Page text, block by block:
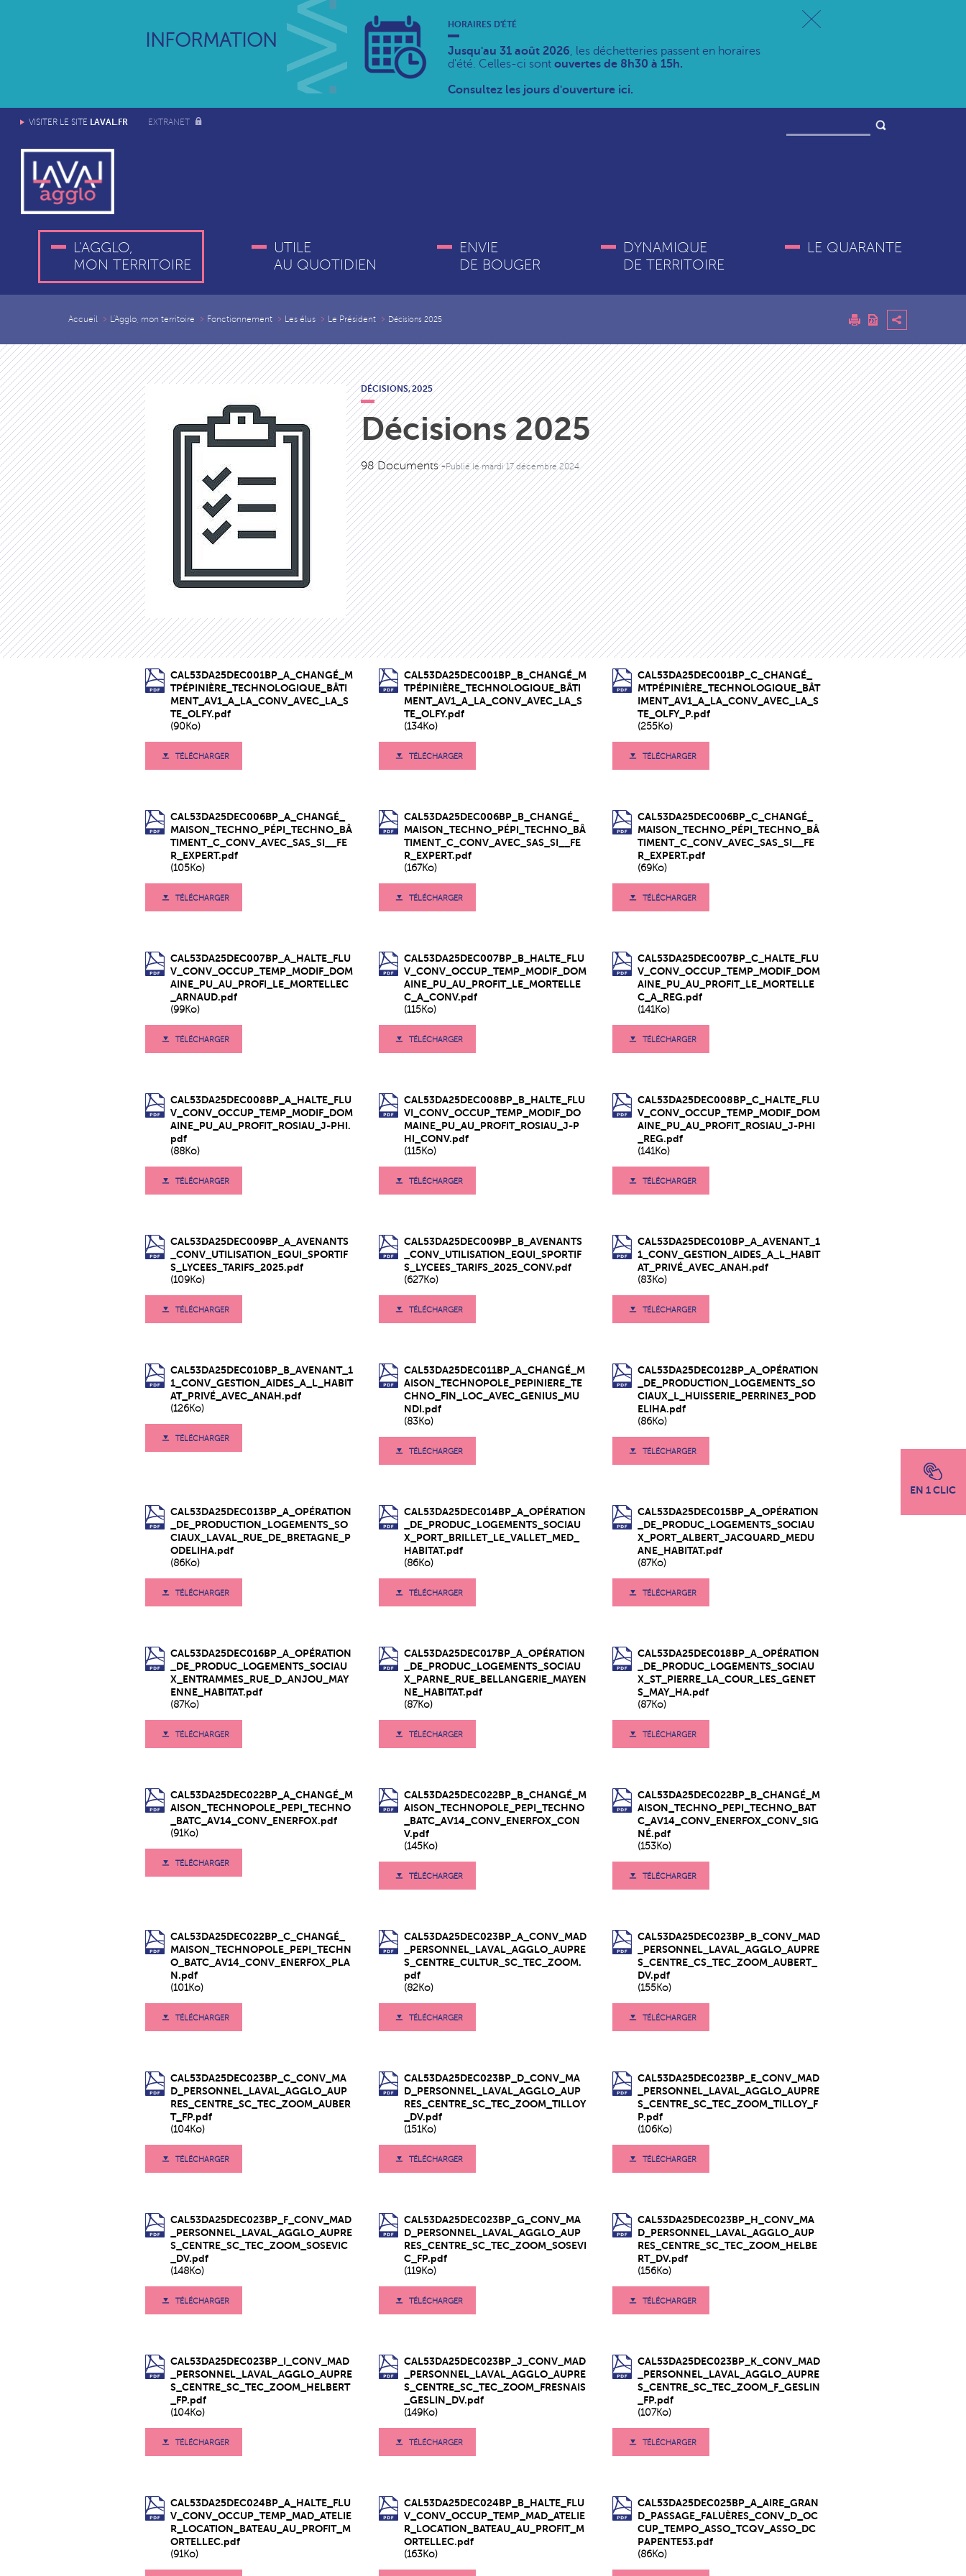
INFORMATION
HORAIRES D'ÉTÉ
Jusqu'au 31 août 2026, les déchetteries passent en horaires
d'été. Celles-ci sont ouvertes de 8h30 à 15h.
Consultez les jours d'ouverture ici.
VISITER LE SITE LAVAL.FR EXTRANET
L'AGGLO,
MON TERRITOIRE
UTILE
AU QUOTIDIEN
ENVIE
DE BOUGER
DYNAMIQUE
DE TERRITOIRE
LE QUARANTE
EN 1 CLIC
Accueil L'Agglo, mon territoire Fonctionnement Les élus Le Président Décisions 2025
DÉCISIONS,2025
Décisions 2025
98 Documents -Publié lemardi 17 décembre 2024
CAL53DA25DEC001BP_A_CHANGÉ_M
TPÉPINIÈRE_TECHNOLOGIQUE_BÂTI
MENT_AV1_A_LA_CONV_AVEC_LA_S
TE_OLFY.pdf
(90Ko)
TÉLÉCHARGER
CAL53DA25DEC001BP_B_CHANGÉ_M
TPÉPINIÈRE_TECHNOLOGIQUE_BÂTI
MENT_AV1_A_LA_CONV_AVEC_LA_S
TE_OLFY.pdf
(134Ko)
TÉLÉCHARGER
CAL53DA25DEC001BP_C_CHANGÉ_
MTPÉPINIÈRE_TECHNOLOGIQUE_BÂT
IMENT_AV1_A_LA_CONV_AVEC_LA_S
TE_OLFY_P.pdf
(255Ko)
TÉLÉCHARGER
CAL53DA25DEC006BP_A_CHANGÉ_
MAISON_TECHNO_PÉPI_TECHNO_BÂ
TIMENT_C_CONV_AVEC_SAS_SI__FE
R_EXPERT.pdf
(105Ko)
TÉLÉCHARGER
CAL53DA25DEC006BP_B_CHANGÉ_
MAISON_TECHNO_PÉPI_TECHNO_BÂ
TIMENT_C_CONV_AVEC_SAS_SI__FE
R_EXPERT.pdf
(167Ko)
TÉLÉCHARGER
CAL53DA25DEC006BP_C_CHANGÉ_
MAISON_TECHNO_PÉPI_TECHNO_BÂ
TIMENT_C_CONV_AVEC_SAS_SI__FE
R_EXPERT.pdf
(69Ko)
TÉLÉCHARGER
CAL53DA25DEC007BP_A_HALTE_FLU
V_CONV_OCCUP_TEMP_MODIF_DOM
AINE_PU_AU_PROFI_LE_MORTELLEC
_ARNAUD.pdf
(99Ko)
TÉLÉCHARGER
CAL53DA25DEC007BP_B_HALTE_FLU
V_CONV_OCCUP_TEMP_MODIF_DOM
AINE_PU_AU_PROFIT_LE_MORTELLE
C_A_CONV.pdf
(115Ko)
TÉLÉCHARGER
CAL53DA25DEC007BP_C_HALTE_FLU
V_CONV_OCCUP_TEMP_MODIF_DOM
AINE_PU_AU_PROFIT_LE_MORTELLE
C_A_REG.pdf
(141Ko)
TÉLÉCHARGER
CAL53DA25DEC008BP_A_HALTE_FLU
V_CONV_OCCUP_TEMP_MODIF_DOM
AINE_PU_AU_PROFIT_ROSIAU_J-PHI.
pdf
(88Ko)
TÉLÉCHARGER
CAL53DA25DEC008BP_B_HALTE_FLU
VI_CONV_OCCUP_TEMP_MODIF_DO
MAINE_PU_AU_PROFIT_ROSIAU_J-P
HI_CONV.pdf
(115Ko)
TÉLÉCHARGER
CAL53DA25DEC008BP_C_HALTE_FLU
V_CONV_OCCUP_TEMP_MODIF_DOM
AINE_PU_AU_PROFIT_ROSIAU_J-PHI
_REG.pdf
(141Ko)
TÉLÉCHARGER
CAL53DA25DEC009BP_A_AVENANTS
_CONV_UTILISATION_EQUI_SPORTIF
S_LYCEES_TARIFS_2025.pdf
(109Ko)
TÉLÉCHARGER
CAL53DA25DEC009BP_B_AVENANTS
_CONV_UTILISATION_EQUI_SPORTIF
S_LYCEES_TARIFS_2025_CONV.pdf
(627Ko)
TÉLÉCHARGER
CAL53DA25DEC010BP_A_AVENANT_1
1_CONV_GESTION_AIDES_A_L_HABIT
AT_PRIVÉ_AVEC_ANAH.pdf
(83Ko)
TÉLÉCHARGER
CAL53DA25DEC010BP_B_AVENANT_1
1_CONV_GESTION_AIDES_A_L_HABIT
AT_PRIVÉ_AVEC_ANAH.pdf
(126Ko)
TÉLÉCHARGER
CAL53DA25DEC011BP_A_CHANGÉ_M
AISON_TECHNOPOLE_PEPINIERE_TE
CHNO_FIN_LOC_AVEC_GENIUS_MU
NDI.pdf
(83Ko)
TÉLÉCHARGER
CAL53DA25DEC012BP_A_OPÉRATION
_DE_PRODUCTION_LOGEMENTS_SO
CIAUX_L_HUISSERIE_PERRINE3_POD
ELIHA.pdf
(86Ko)
TÉLÉCHARGER
CAL53DA25DEC013BP_A_OPÉRATION
_DE_PRODUCTION_LOGEMENTS_SO
CIAUX_LAVAL_RUE_DE_BRETAGNE_P
ODELIHA.pdf
(86Ko)
TÉLÉCHARGER
CAL53DA25DEC014BP_A_OPÉRATION
_DE_PRODUC_LOGEMENTS_SOCIAU
X_PORT_BRILLET_LE_VALLET_MED_
HABITAT.pdf
(86Ko)
TÉLÉCHARGER
CAL53DA25DEC015BP_A_OPÉRATION
_DE_PRODUC_LOGEMENTS_SOCIAU
X_PORT_ALBERT_JACQUARD_MEDU
ANE_HABITAT.pdf
(87Ko)
TÉLÉCHARGER
CAL53DA25DEC016BP_A_OPÉRATION
_DE_PRODUC_LOGEMENTS_SOCIAU
X_ENTRAMMES_RUE_D_ANJOU_MAY
ENNE_HABITAT.pdf
(87Ko)
TÉLÉCHARGER
CAL53DA25DEC017BP_A_OPÉRATION
_DE_PRODUC_LOGEMENTS_SOCIAU
X_PARNE_RUE_BELLANGERIE_MAYEN
NE_HABITAT.pdf
(87Ko)
TÉLÉCHARGER
CAL53DA25DEC018BP_A_OPÉRATION
_DE_PRODUC_LOGEMENTS_SOCIAU
X_ST_PIERRE_LA_COUR_LES_GENET
S_MAY_HA.pdf
(87Ko)
TÉLÉCHARGER
CAL53DA25DEC022BP_A_CHANGÉ_M
AISON_TECHNOPOLE_PEPI_TECHNO
_BATC_AV14_CONV_ENERFOX.pdf
(91Ko)
TÉLÉCHARGER
CAL53DA25DEC022BP_B_CHANGÉ_M
AISON_TECHNOPOLE_PEPI_TECHNO
_BATC_AV14_CONV_ENERFOX_CON
V.pdf
(145Ko)
TÉLÉCHARGER
CAL53DA25DEC022BP_B_CHANGÉ_M
AISON_TECHNO_PEPI_TECHNO_BAT
C_AV14_CONV_ENERFOX_CONV_SIG
NÉ.pdf
(153Ko)
TÉLÉCHARGER
CAL53DA25DEC022BP_C_CHANGÉ_
MAISON_TECHNOPOLE_PEPI_TECHN
O_BATC_AV14_CONV_ENERFOX_PLA
N.pdf
(101Ko)
TÉLÉCHARGER
CAL53DA25DEC023BP_A_CONV_MAD
_PERSONNEL_LAVAL_AGGLO_AUPRE
S_CENTRE_CULTUR_SC_TEC_ZOOM.
pdf
(82Ko)
TÉLÉCHARGER
CAL53DA25DEC023BP_B_CONV_MAD
_PERSONNEL_LAVAL_AGGLO_AUPRE
S_CENTRE_CS_TEC_ZOOM_AUBERT_
DV.pdf
(155Ko)
TÉLÉCHARGER
CAL53DA25DEC023BP_C_CONV_MA
D_PERSONNEL_LAVAL_AGGLO_AUP
RES_CENTRE_SC_TEC_ZOOM_AUBER
T_FP.pdf
(104Ko)
TÉLÉCHARGER
CAL53DA25DEC023BP_D_CONV_MA
D_PERSONNEL_LAVAL_AGGLO_AUP
RES_CENTRE_SC_TEC_ZOOM_TILLOY
_DV.pdf
(151Ko)
TÉLÉCHARGER
CAL53DA25DEC023BP_E_CONV_MAD
_PERSONNEL_LAVAL_AGGLO_AUPRE
S_CENTRE_SC_TEC_ZOOM_TILLOY_F
P.pdf
(106Ko)
TÉLÉCHARGER
CAL53DA25DEC023BP_F_CONV_MAD
_PERSONNEL_LAVAL_AGGLO_AUPRE
S_CENTRE_SC_TEC_ZOOM_SOSEVIC
_DV.pdf
(148Ko)
TÉLÉCHARGER
CAL53DA25DEC023BP_G_CONV_MA
D_PERSONNEL_LAVAL_AGGLO_AUP
RES_CENTRE_SC_TEC_ZOOM_SOSEVI
C_FP.pdf
(119Ko)
TÉLÉCHARGER
CAL53DA25DEC023BP_H_CONV_MA
D_PERSONNEL_LAVAL_AGGLO_AUP
RES_CENTRE_SC_TEC_ZOOM_HELBE
RT_DV.pdf
(156Ko)
TÉLÉCHARGER
CAL53DA25DEC023BP_I_CONV_MAD
_PERSONNEL_LAVAL_AGGLO_AUPRE
S_CENTRE_SC_TEC_ZOOM_HELBERT
_FP.pdf
(104Ko)
TÉLÉCHARGER
CAL53DA25DEC023BP_J_CONV_MAD
_PERSONNEL_LAVAL_AGGLO_AUPRE
S_CENTRE_SC_TEC_ZOOM_FRESNAIS
_GESLIN_DV.pdf
(149Ko)
TÉLÉCHARGER
CAL53DA25DEC023BP_K_CONV_MAD
_PERSONNEL_LAVAL_AGGLO_AUPRE
S_CENTRE_SC_TEC_ZOOM_F_GESLIN
_FP.pdf
(107Ko)
TÉLÉCHARGER
CAL53DA25DEC024BP_A_HALTE_FLU
V_CONV_OCCUP_TEMP_MAD_ATELIE
R_LOCATION_BATEAU_AU_PROFIT_M
ORTELLEC.pdf
(91Ko)
CAL53DA25DEC024BP_B_HALTE_FLU
V_CONV_OCCUP_TEMP_MAD_ATELIE
R_LOCATION_BATEAU_AU_PROFIT_M
ORTELLEC.pdf
(163Ko)
CAL53DA25DEC025BP_A_AIRE_GRAN
D_PASSAGE_FALUÈRES_CONV_D_OC
CUP_TEMPO_ASSO_TCQV_ASSO_DC
PAPENTE53.pdf
(86Ko)